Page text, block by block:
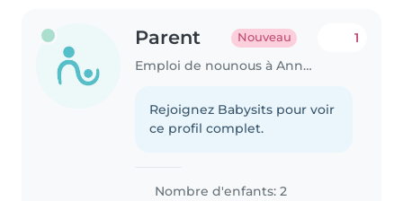
Parent Nouveau
Emploi de nounous à Annecy
1
Rejoignez Babysits pour voir
ce profil complet.
Nombre d'enfants: 2